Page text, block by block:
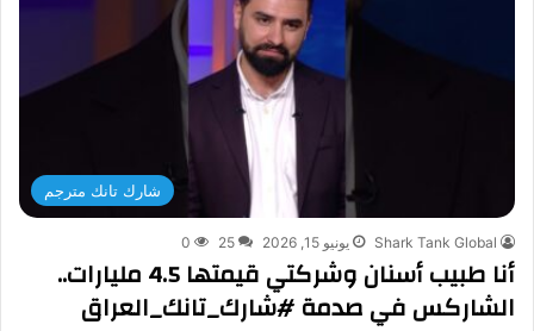
شارك تانك مترجم
Shark Tank Global يونيو 15, 2026 25
0
أنا طبيب أسنان وشركتي قيمتها 4.5 مليارات..
الشاركس في صدمة #شارك_تانك_العراق